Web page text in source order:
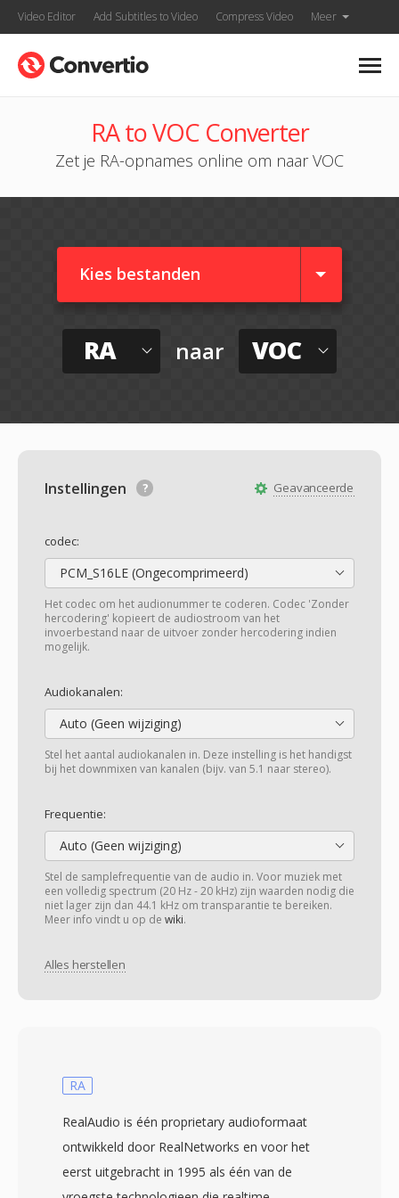
Video Editor Add Subtitles to Video Compress Video Meer
RA to VOC Converter
Zet je RA-opnames online om naar VOC
Kies bestanden
RA naar VOC
Geavanceerde
Instellingen
codec:
PCM_S16LE (Ongecomprimeerd)
Het codec om het audionummer te coderen. Codec 'Zonder
hercodering' kopieert de audiostroom van het
invoerbestand naar de uitvoer zonder hercodering indien
mogelijk.
Audiokanalen:
Auto (Geen wijziging)
Stel het aantal audiokanalen in. Deze instelling is het handigst
bij het downmixen van kanalen (bijv. van 5.1 naar stereo).
Frequentie:
Auto (Geen wijziging)
Stel de samplefrequentie van de audio in. Voor muziek met
een volledig spectrum (20 Hz - 20 kHz) zijn waarden nodig die
niet lager zijn dan 44.1 kHz om transparantie te bereiken.
Meer info vindt u op de wiki.
Alles herstellen
RA
RealAudio is één proprietary audioformaat
ontwikkeld door RealNetworks en voor het
eerst uitgebracht in 1995 als één van de